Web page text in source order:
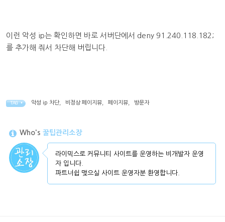
이런 악성 ip는 확인하면 바로 서버단에서 deny 91.240.118.182;
를 추가해 줘서 차단해 버립니다.
TAG • 악성 ip 차단, 비정상 페이지뷰 페이지뷰 방문자
Who's 꿀팁관리소장
라이믹스로 커뮤니티 사이트를 운영하는 비개발자 운영
자 입니다.
파트너쉽 맺으실 사이트 운영자분 환영합니다.